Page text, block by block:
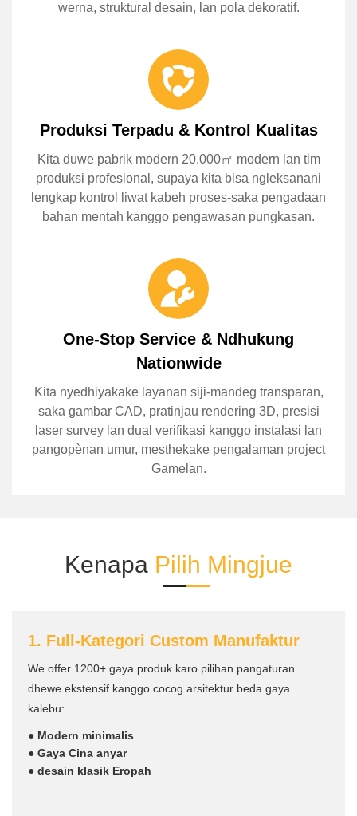
werna, struktural desain, lan pola dekoratif.
Produksi Terpadu & Kontrol Kualitas
Kita duwe pabrik modern 20.000㎡ modern lan tim
produksi profesional, supaya kita bisa ngleksanani
lengkap kontrol liwat kabeh proses-saka pengadaan
bahan mentah kanggo pengawasan pungkasan.
One-Stop Service & Ndhukung
Nationwide
Kita nyedhiyakake layanan siji-mandeg transparan,
saka gambar CAD, pratinjau rendering 3D, presisi
laser survey lan dual verifikasi kanggo instalasi lan
pangopènan umur, mesthekake pengalaman project
Gamelan.
Kenapa Pilih Mingjue
1. Full-Kategori Custom Manufaktur
We offer 1200+ gaya produk karo pilihan pangaturan
dhewe ekstensif kanggo cocog arsitektur beda gaya
kalebu:
● Modern minimalis
● Gaya Cina anyar
● desain klasik Eropah